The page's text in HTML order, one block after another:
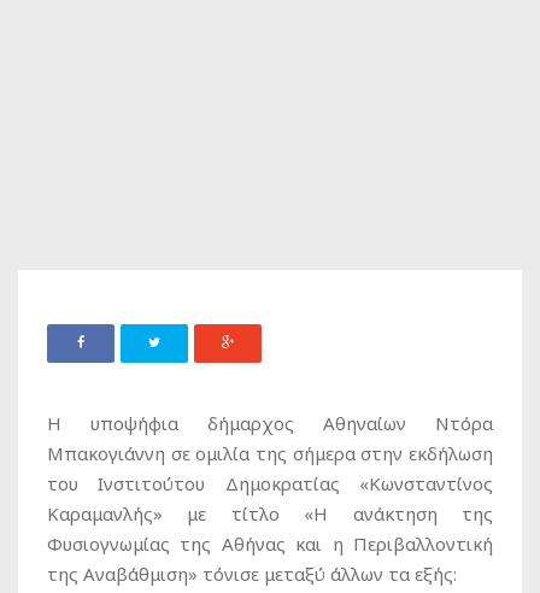
Η υποψήφια δήμαρχος Αθηναίων Ντόρα
Μπακογιάννη σε ομιλία της σήμερα στην εκδήλωση
του Ινστιτούτου Δημοκρατίας «Κωνσταντίνος
Καραμανλής» με τίτλο «Η ανάκτηση της
Φυσιογνωμίας της Αθήνας και η Περιβαλλοντική
της Αναβάθμιση» τόνισε μεταξύ άλλων τα εξής: